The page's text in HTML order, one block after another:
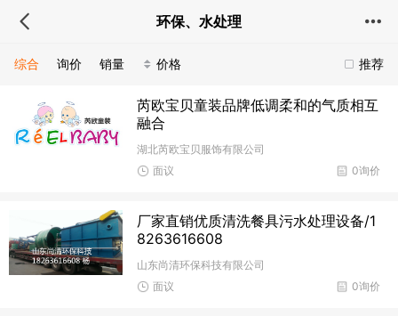
环保、水处理
推荐
综合 询价 销量 价格
芮欧宝贝童装品牌低调柔和的气质相互
融合
湖北芮欧宝贝服饰有限公司
0询价
面议
厂家直销优质清洗餐具污水处理设备/1
8263616608
山东尚清环保科技有限公司
0询价
面议